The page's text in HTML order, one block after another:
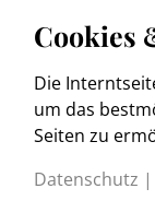
Cookies
Die
um das
Seiten zu
Datenschutz |